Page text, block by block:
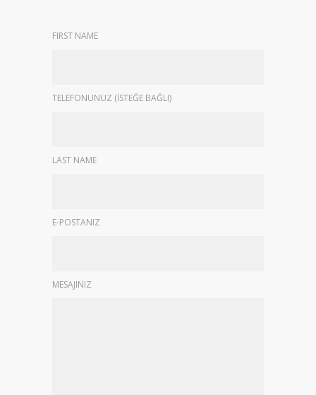
FIRST NAME
TELEFONUNUZ (İSTEĞE BAĞLI)
LAST NAME
E-POSTANIZ
MESAJINIZ